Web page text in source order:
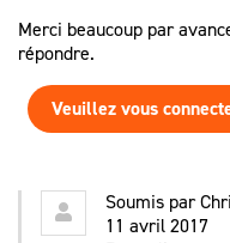
Merci beaucoup par
répondre.
Veuillez vous
Soumis par
11 avril 2017